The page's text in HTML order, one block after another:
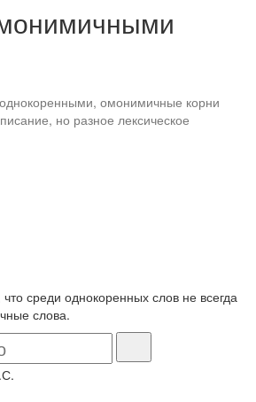
омонимичные корни
но разное лексическое
что среди однокоренных слов не всегда
слова.